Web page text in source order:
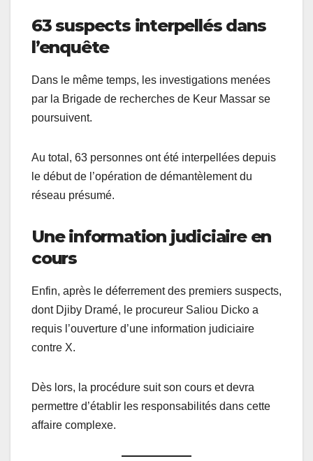
63 suspects interpellés dans
l’enquête
Dans le même temps, les investigations menées
par la Brigade de recherches de Keur Massar se
poursuivent.
Au total, 63 personnes ont été interpellées depuis
le début de l’opération de démantèlement du
réseau présumé.
Une information judiciaire en
cours
Enfin, après le déferrement des premiers suspects,
dont Djiby Dramé, le procureur Saliou Dicko a
requis l’ouverture d’une information judiciaire
contre X.
Dès lors, la procédure suit son cours et devra
permettre d’établir les responsabilités dans cette
affaire complexe.